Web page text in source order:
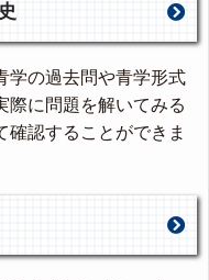
学の過去問や青学形式
際に問題を解いてみる
確認することができま